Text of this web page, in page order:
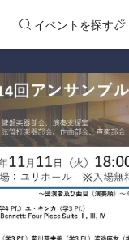
イベントを探す